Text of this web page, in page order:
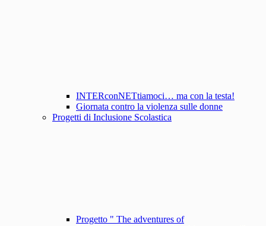
INTERconNETtiamoci… ma con la testa!
Giornata contro la violenza sulle donne
Progetti di Inclusione Scolastica
Progetto " The adventures of